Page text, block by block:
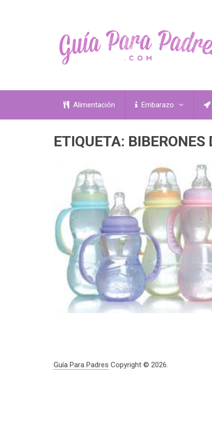
Alimentación Embarazo
ETIQUETA: BIBERONES
Guía Para Padres Copyright © 2026.